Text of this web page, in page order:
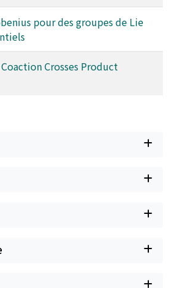
pour des groupes de Lie
Crosses Product